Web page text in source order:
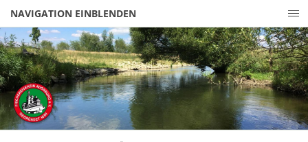
NAVIGATION EINBLENDEN